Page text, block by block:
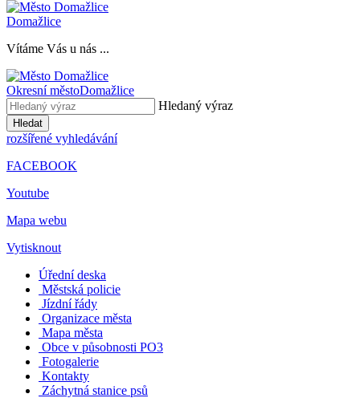
Domažlice
Vítáme Vás u nás ...
Okresní městoDomažlice
Hledaný výraz
Hledat
rozšířené vyhledávání
FACEBOOK
Youtube
Mapa webu
Vytisknout
Úřední deska
Městská policie
Jízdní řády
Organizace města
Mapa města
Obce v působnosti PO3
Fotogalerie
Kontakty
Záchytná stanice psů